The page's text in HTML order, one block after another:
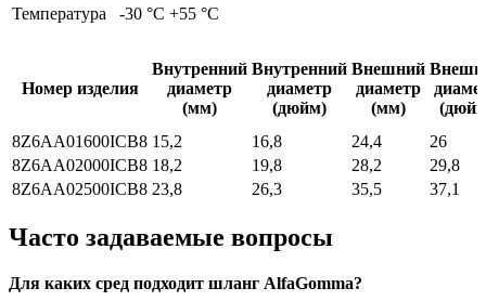
Температура
-30 °C +55 °C
Номер изделия
Внутренний
диаметр
(мм)
Внутренний
диаметр
(дюйм)
Внешний
диаметр
(мм)
8Z6AA01600ICB8 15,2 16,8 24,4
26
8Z6AA02000ICB8 18,2 19,8 28,2
29,8
8Z6AA02500ICB8 23,8 26,3 35,5 37,1
Часто задаваемые вопросы
Для каких сред подходит шланг AlfaGomma?